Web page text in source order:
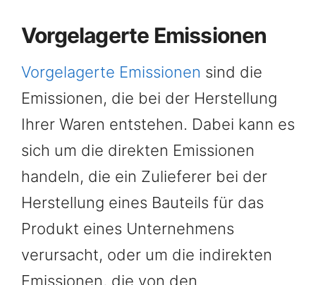
Vorgelagerte Emissionen
Vorgelagerte Emissionen sind die
Emissionen, die bei der Herstellung
Ihrer Waren entstehen. Dabei kann es
sich um die direkten Emissionen
handeln, die ein Zulieferer bei der
Herstellung eines Bauteils für das
Produkt eines Unternehmens
verursacht, oder um die indirekten
Emissionen, die von den